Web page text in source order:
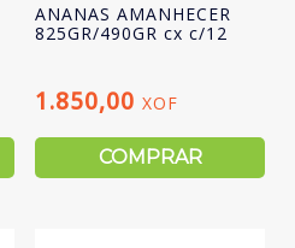
ANANAS AMANHECER
825GR/490GR cx c/12
1.850,00XOF
COMPRAR